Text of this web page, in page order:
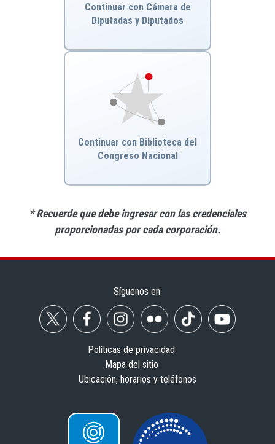
Continuar con Cámara de
Diputadas y Diputados
Continuar con Biblioteca del
Congreso Nacional
* Recuerde que debe ingresar con las credenciales
proporcionadas por cada corporación.
Síguenos en:
Políticas de privacidad
Mapa del sitio
Ubicación, horarios y teléfonos